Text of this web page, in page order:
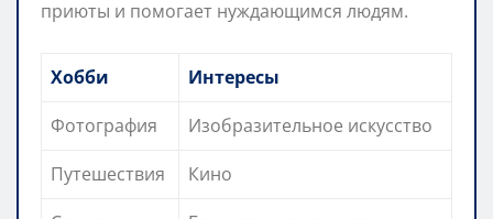
приюты и помогает нуждающимся людям.
Хобби
Интересы
Фотография
Изобразительное искусство
Путешествия
Кино